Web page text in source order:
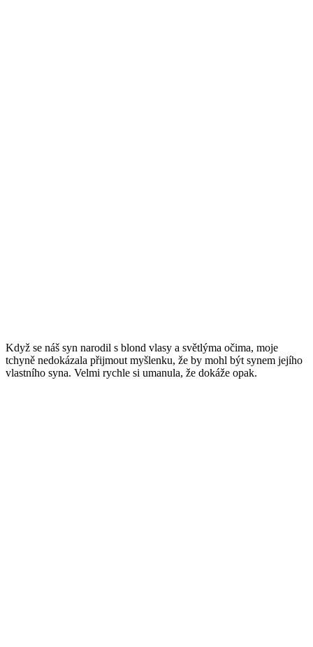
Když se náš syn narodil s blond vlasy a světlýma očima, moje
tchyně nedokázala přijmout myšlenku, že by mohl být synem jejího
vlastního syna. Velmi rychle si umanula, že dokáže opak.